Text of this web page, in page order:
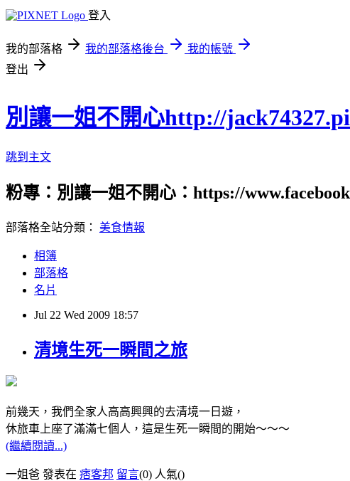
登入
我的部落格 我的部落格後台
我的帳號
登出
別讓一姐不開心http://
跳到主文
粉專：別讓一姐不開心：https://
部落格全站分類： 美食情報
相簿
部落格
名片
Jul 22 Wed 2009 18:57
清境生死一瞬間之旅
前幾天，我們全家人高高興興的去清境一日遊，
休旅車上座了滿滿七個人，這是生死一瞬間的開始～～～
(繼續閱讀...)
一姐爸 發表在 痞客邦 留言(0) 人氣()